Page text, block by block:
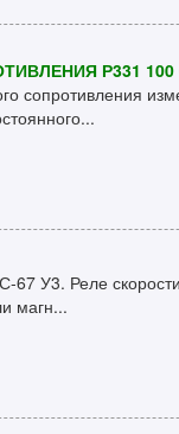
Р331
сопротивления
67 У3. Реле
магн...